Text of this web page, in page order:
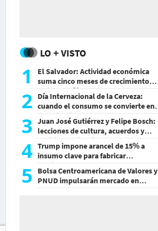
LO + VISTO
1
El Salvador: Actividad económica
suma cinco meses de crecimiento
arriba de 4%
2 Día Internacional de la Cerveza:
cuando el consumo se convierte en
experiencia
3 Juan José Gutiérrez y Felipe Bosch:
lecciones de cultura, acuerdos y
decisiones sin miedo
4 Trump impone arancel de 15% a
insumo clave para fabricar
semiconductores y paneles
5
Bolsa Centroamericana de Valores y
PNUD impulsarán mercado en
Honduras